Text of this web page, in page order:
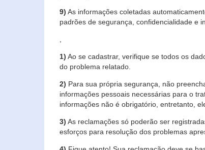
9) As informações coletadas
padrões de segurança, confidencialidade e
1) Ao se cadastrar, verifique se todos os
do problema relatado.
2) Para sua própria segurança, não
informações pessoais necessárias para o
informações não é obrigatório, entretanto,
3) As reclamações só poderão ser
esforços para resolução dos problemas